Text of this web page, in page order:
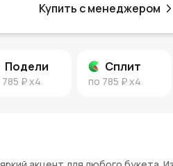
Купить с менеджером
Подели
785 ₽x4
Сплит
по 785 ₽x4